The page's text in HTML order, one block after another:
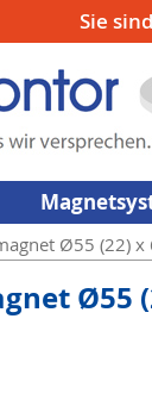
Sie
Ø55 (22) x
Ø55